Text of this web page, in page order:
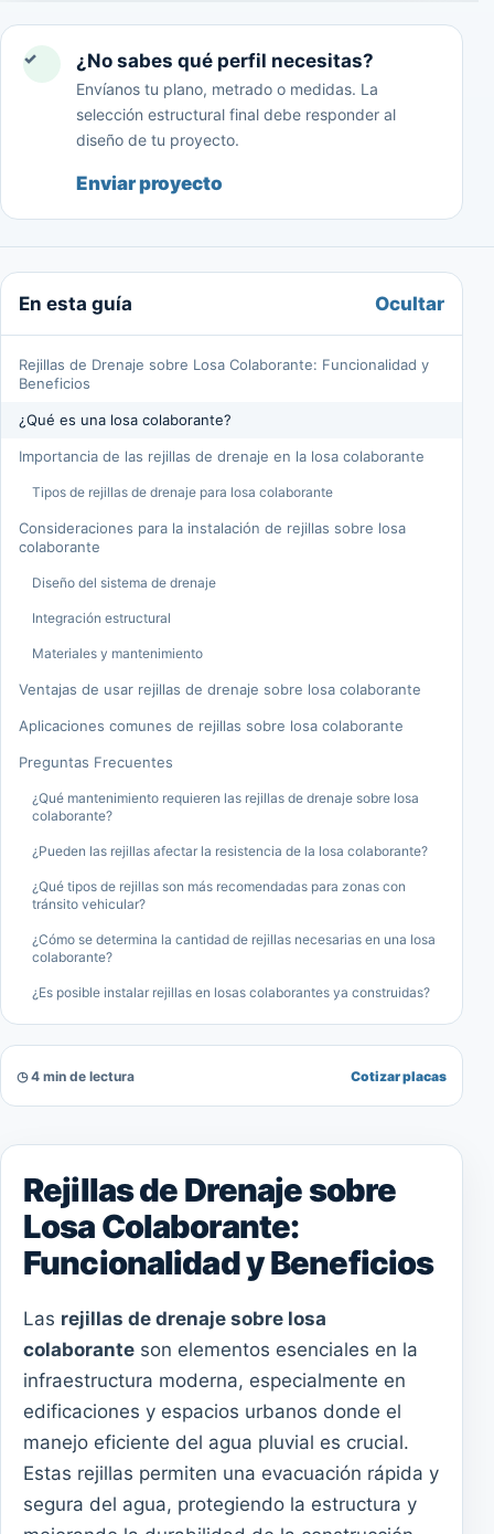
✓ ¿No sabes qué perfil necesitas?
Envíanos tu plano, metrado o medidas. La
selección estructural final debe responder al
diseño de tu proyecto.
Enviar proyecto
En esta guía Ocultar
Rejillas de Drenaje sobre Losa Colaborante: Funcionalidad y
Beneficios
¿Qué es una losa colaborante?
Importancia de las rejillas de drenaje en la losa colaborante
Tipos de rejillas de drenaje para losa colaborante
Consideraciones para la instalación de rejillas sobre losa
colaborante
Diseño del sistema de drenaje
Integración estructural
Materiales y mantenimiento
Ventajas de usar rejillas de drenaje sobre losa colaborante
Aplicaciones comunes de rejillas sobre losa colaborante
Preguntas Frecuentes
¿Qué mantenimiento requieren las rejillas de drenaje sobre losa
colaborante?
¿Pueden las rejillas afectar la resistencia de la losa colaborante?
¿Qué tipos de rejillas son más recomendadas para zonas con
tránsito vehicular?
¿Cómo se determina la cantidad de rejillas necesarias en una losa
colaborante?
¿Es posible instalar rejillas en losas colaborantes ya construidas?
◷ 4 min de lectura Cotizar placas
Rejillas de Drenaje sobre
Losa Colaborante:
Funcionalidad y Beneficios
Las rejillas de drenaje sobre losa
colaborante son elementos esenciales en la
infraestructura moderna, especialmente en
edificaciones y espacios urbanos donde el
manejo eficiente del agua pluvial es crucial.
Estas rejillas permiten una evacuación rápida y
segura del agua, protegiendo la estructura y